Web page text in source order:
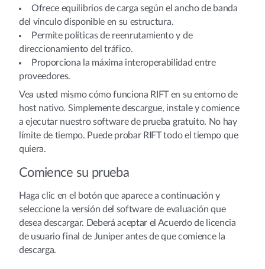
Ofrece equilibrios de carga según el ancho de banda
del vínculo disponible en su estructura.
Permite políticas de reenrutamiento y de
direccionamiento del tráfico.
Proporciona la máxima interoperabilidad entre
proveedores.
Vea usted mismo cómo funciona RIFT en su entorno de
host nativo. Simplemente descargue, instale y comience
a ejecutar nuestro software de prueba gratuito. No hay
límite de tiempo. Puede probar RIFT todo el tiempo que
quiera.
Comience su prueba
Haga clic en el botón que aparece a continuación y
seleccione la versión del software de evaluación que
desea descargar. Deberá aceptar el Acuerdo de licencia
de usuario final de Juniper antes de que comience la
descarga.